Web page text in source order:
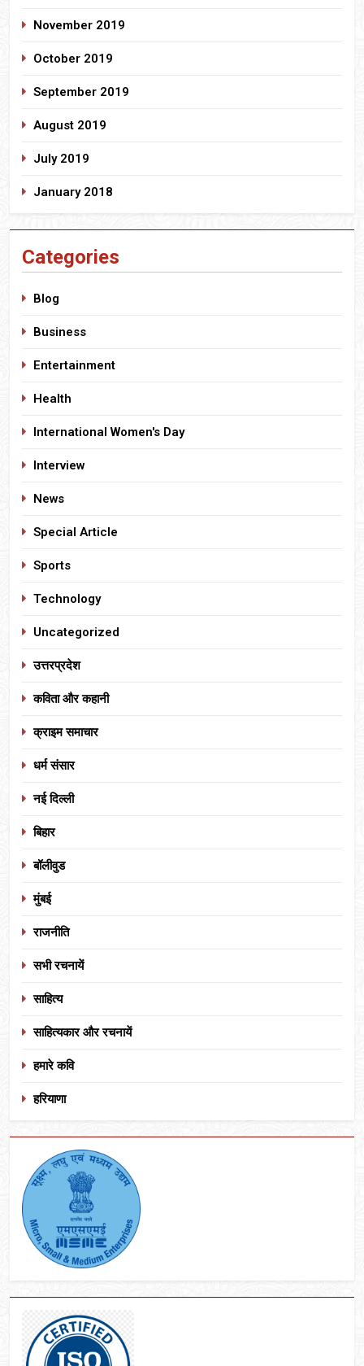
November 2019
October 2019
September 2019
August 2019
July 2019
January 2018
Categories
Blog
Business
Entertainment
Health
International Women's Day
Interview
News
Special Article
Sports
Technology
Uncategorized
उत्तरप्रदेश
कविता और कहानी
क्राइम समाचार
धर्म संसार
नई दिल्ली
बिहार
बॉलीवुड
मुंबई
राजनीति
सभी रचनायें
साहित्य
साहित्यकार और रचनायें
हमारे कवि
हरियाणा